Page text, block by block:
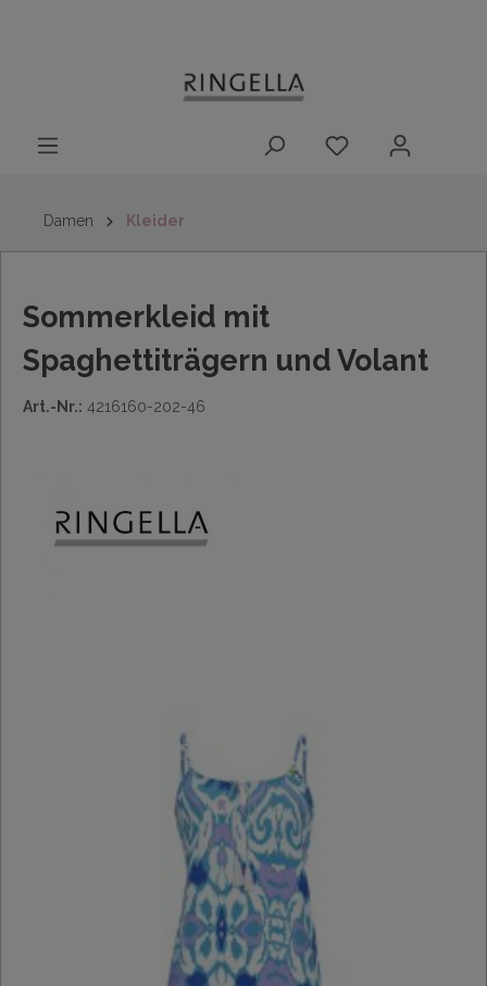
Damen Kleider
Sommerkleid mit
Spaghettiträgern und Volant
Art.-Nr.: 4216160-202-46